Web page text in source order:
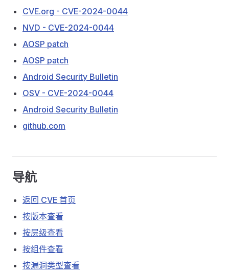
CVE.org - CVE-2024-0044
NVD - CVE-2024-0044
AOSP patch
AOSP patch
Android Security Bulletin
OSV - CVE-2024-0044
Android Security Bulletin
github.com
导航
返回 CVE 首页
按版本查看
按层级查看
按组件查看
按漏洞类型查看